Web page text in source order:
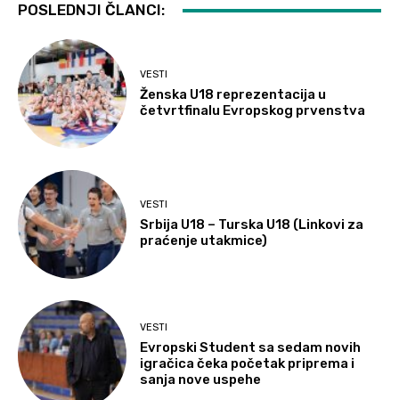
POSLEDNJI ČLANCI:
VESTI
Ženska U18 reprezentacija u
četvrtfinalu Evropskog prvenstva
VESTI
Srbija U18 – Turska U18 (Linkovi za
praćenje utakmice)
VESTI
Evropski Student sa sedam novih
igračica čeka početak priprema i
sanja nove uspehe